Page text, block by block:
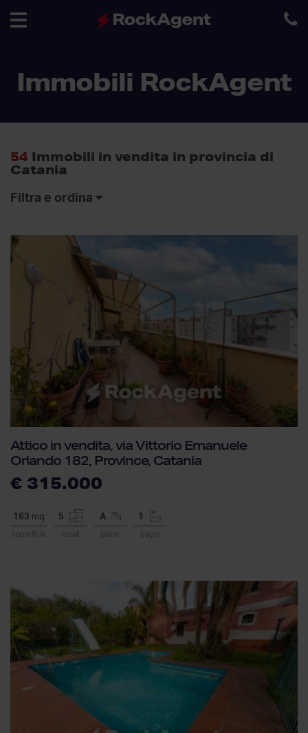
navigation
Immobili RockAgent
54 Immobili in vendita in provincia di
Catania
Filtra e ordina
Attico in vendita, via Vittorio Emanuele
Orlando 182, Province, Catania
€ 315.000
163 mq
superficie
5
locali
A
piano
1
bagni